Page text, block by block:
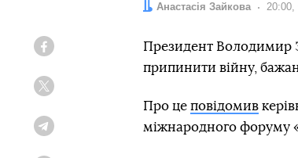
Автор:
Анастасія Зайкова Дата:
20:00,
Президент Володимир
припинити війну,
Про це повідомив
міжнародного форуму